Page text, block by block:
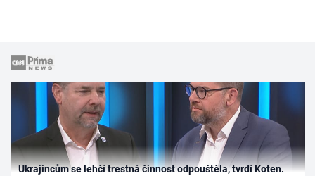
Ukrajincům se lehčí trestná činnost odpouštěla, tvrdí Koten.